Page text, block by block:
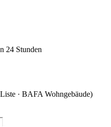
24 Stunden
· BAFA Wohngebäude)